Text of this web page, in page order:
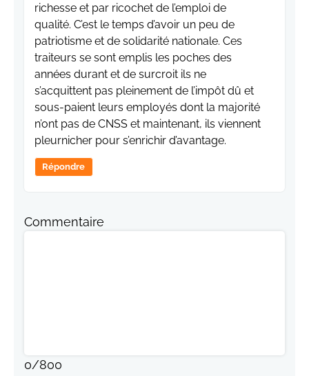
richesse et par ricochet de l’emploi de
qualité. C’est le temps d’avoir un peu de
patriotisme et de solidarité nationale. Ces
traiteurs se sont emplis les poches des
années durant et de surcroit ils ne
s’acquittent pas pleinement de l’impôt dû et
sous-paient leurs employés dont la majorité
n’ont pas de CNSS et maintenant, ils viennent
pleurnicher pour s’enrichir d’avantage.
Répondre
Commentaire
0/800